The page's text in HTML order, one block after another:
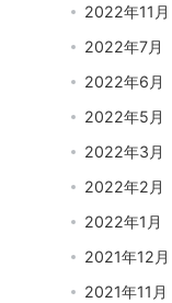
2022年11月
2022年7月
2022年6月
2022年5月
2022年3月
2022年2月
2022年1月
2021年12月
2021年11月